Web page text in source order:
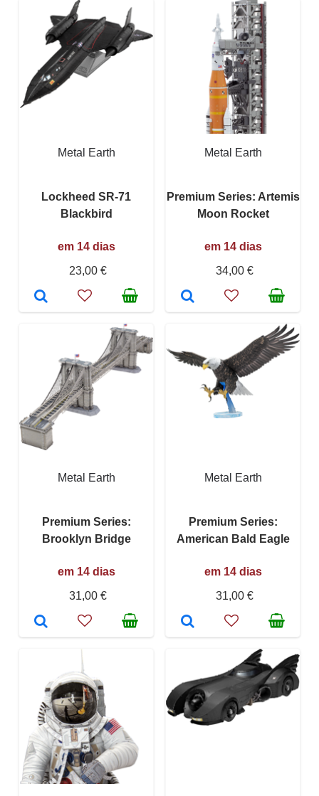
Metal Earth
Lockheed SR-71
Blackbird
em 14 dias
23,00 €
Metal Earth
Premium Series: Artemis
Moon Rocket
em 14 dias
34,00 €
Metal Earth
Premium Series:
Brooklyn Bridge
em 14 dias
31,00 €
Metal Earth
Premium Series:
American Bald Eagle
em 14 dias
31,00 €